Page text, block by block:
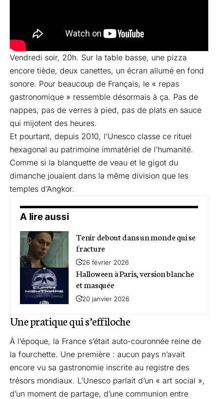
Vendredi soir, 20h. Sur la table basse, une pizza
encore tiède, deux canettes, un écran allumé en fond
sonore. Pour beaucoup de Français, le « repas
gastronomique » ressemble désormais à ça. Pas de
nappes, pas de verres à pied, pas de plats en sauce
qui mijotent des heures.
Et pourtant, depuis 2010, l’Unesco classe ce rituel
hexagonal au patrimoine immatériel de l’humanité.
Comme si la blanquette de veau et le gigot du
dimanche jouaient dans la même division que les
temples d’Angkor.
A lire aussi
Tenir debout dans un monde qui se
fracture
26 février 2026
Halloween à Paris, version blanche
et masquée
20 janvier 2026
Une pratique qui s’effiloche
À l’époque, la France s’était auto-couronnée reine de
la fourchette. Une première : aucun pays n’avait
encore vu sa gastronomie inscrite au registre des
trésors mondiaux. L’Unesco parlait d’un « art social »,
d’un moment de partage, d’une communion entre